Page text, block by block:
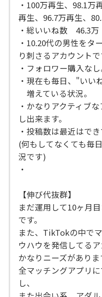
・100万再生、98.1万
再生、96.7万再生、
・総いいね数 46.3万
・10.20代の男性をタ
り刺さるアカウントで
・フォロワー購入なし
・現在も毎日、"いい
増えている状況。
・かなりアクティブ
し出来ます。
・投稿数は最近はでき
(何もしてなくても毎
況です)
・
【伸び代抜群】
まだ運用して10ヶ月
です。
また、TikTokの中で
ウハウを発信してる
かなりニーズがありま
全マッチングアプリ
し、